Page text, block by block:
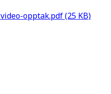
opptak.pdf (25 KB)